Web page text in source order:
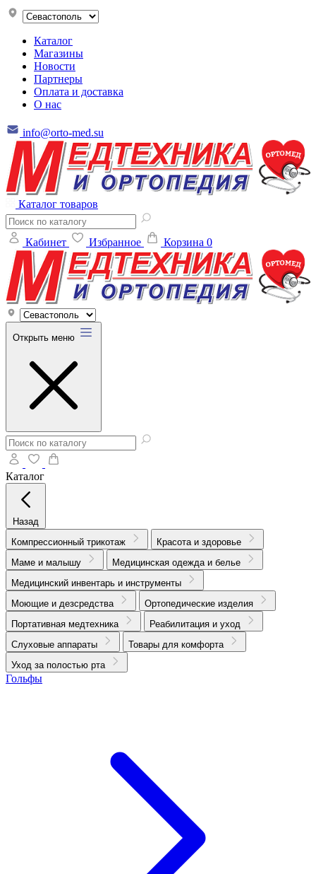
Каталог
Магазины
Новости
Партнеры
Оплата и доставка
О нас
info@orto-med.su
Каталог товаров
Кабинет Избранное Корзина 0
Открыть меню
Каталог
Назад
Компрессионный трикотаж
Красота и здоровье
Маме и малышу
Медицинская одежда и белье
Медицинский инвентарь и инструменты
Моющие и дезсредства
Ортопедические изделия
Портативная медтехника
Реабилитация и уход
Слуховые аппараты
Товары для комфорта
Уход за полостью рта
Гольфы